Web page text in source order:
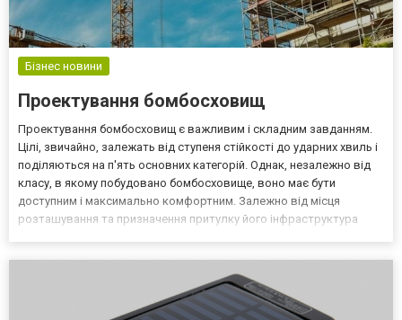
Бізнес новини
Проектування бомбосховищ
Проектування бомбосховищ є важливим і складним завданням.
Цілі, звичайно, залежать від ступеня стійкості до ударних хвиль і
поділяються на п'ять основних категорій. Однак, незалежно від
класу, в якому побудовано бомбосховище, воно має бути
доступним і максимально комфортним. Залежно від місця
розташування та призначення притулку його інфраструктура